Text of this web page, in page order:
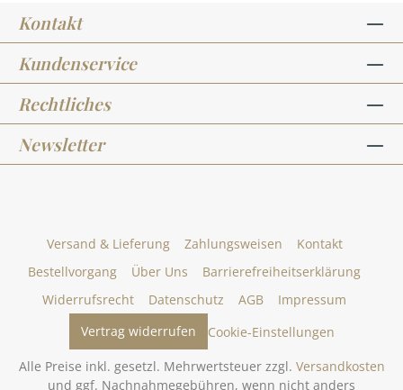
Kontakt
Kundenservice
Rechtliches
Newsletter
Versand & Lieferung Zahlungsweisen
Kontakt
Bestellvorgang
Über Uns
Barrierefreiheitserklärung
Widerrufsrecht
Datenschutz AGB
Impressum
Vertrag widerrufen
Cookie-Einstellungen
Alle Preise inkl. gesetzl. Mehrwertsteuer zzgl. Versandkosten
und ggf. Nachnahmegebühren, wenn nicht anders